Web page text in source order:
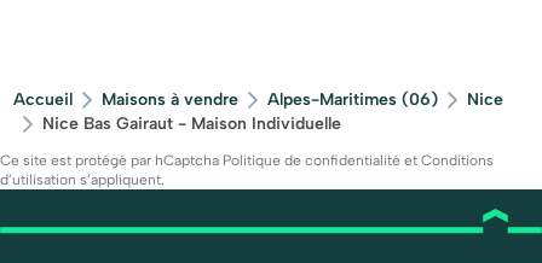
Accueil Maisons à vendre Alpes-Maritimes (06)
Nice
Nice Bas Gairaut - Maison Individuelle
Ce site est protégé par hCaptcha Politique de confidentialité et Conditions
d’utilisation s’appliquent.